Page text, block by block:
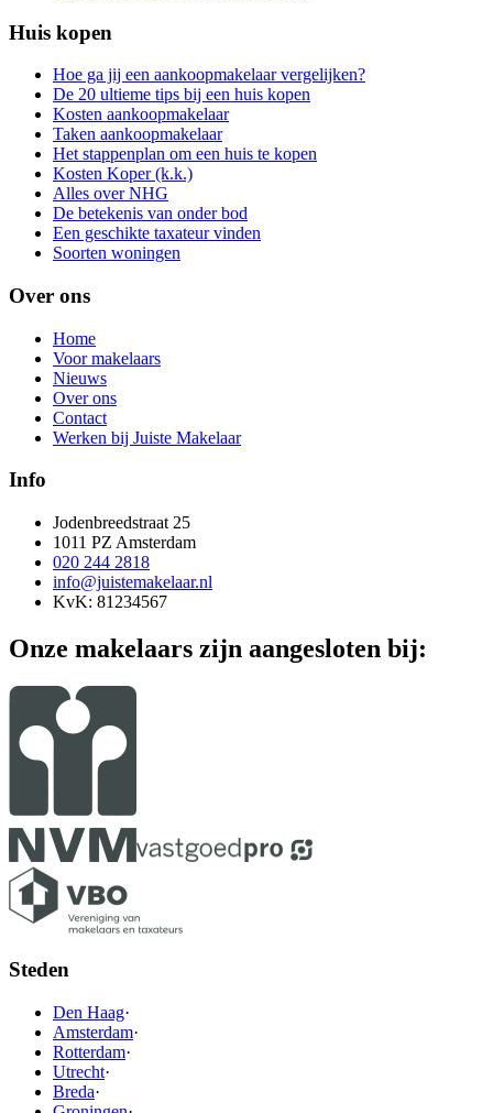
Huis kopen
Hoe ga jij een aankoopmakelaar vergelijken?
De 20 ultieme tips bij een huis kopen
Kosten aankoopmakelaar
Taken aankoopmakelaar
Het stappenplan om een huis te kopen
Kosten Koper (k.k.)
Alles over NHG
De betekenis van onder bod
Een geschikte taxateur vinden
Soorten woningen
Over ons
Home
Voor makelaars
Nieuws
Over ons
Contact
Werken bij Juiste Makelaar
Info
Jodenbreedstraat 25
1011 PZ Amsterdam
020 244 2818
info@juistemakelaar.nl
KvK: 81234567
Onze makelaars zijn aangesloten bij:
Steden
Den Haag·
Amsterdam·
Rotterdam·
Utrecht·
Breda·